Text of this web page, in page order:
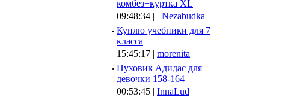
комбез+куртка XL
09:48:34 |
_Nezabudka_
· Куплю учебники для 7
класса
15:45:17 | morenita
· Пуховик Адидас для
девочки 158-164
00:53:45 | InnaLud